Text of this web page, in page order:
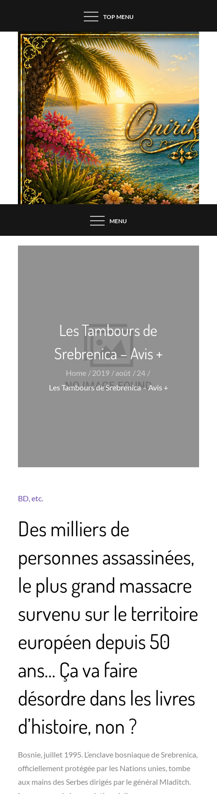
content
TOP MENU
MENU
Les Tambours de
Srebrenica – Avis +
Home 2019 août
24
Les Tambours de Srebrenica – Avis +
BD, etc.
Des milliers de
personnes assassinées,
le plus grand massacre
survenu sur le territoire
européen depuis 50
ans… Ça va faire
désordre dans les livres
d’histoire, non ?
Bosnie, juillet 1995. L’enclave bosniaque de Srebrenica,
officiellement protégée par les Nations unies, tombe
aux mains des Serbes dirigés par le général Mladitch.